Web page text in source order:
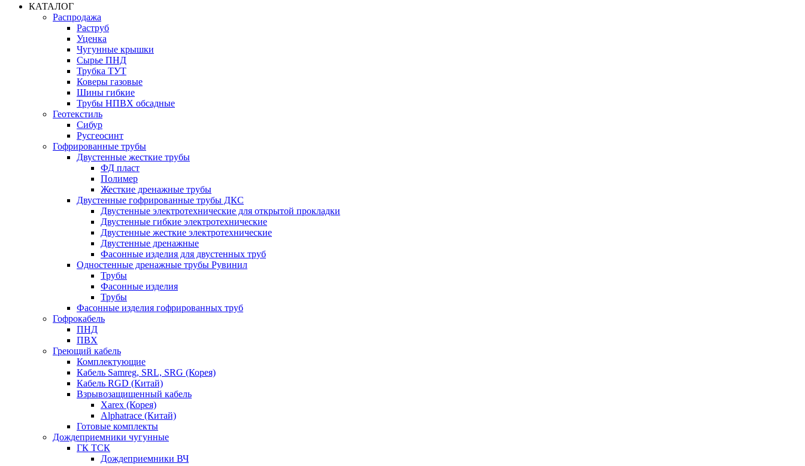
КАТАЛОГ
Распродажа
Раструб
Уценка
Чугунные крышки
Сырье ПНД
Трубка ТУТ
Коверы газовые
Шины гибкие
Трубы НПВХ обсадные
Геотекстиль
Сибур
Русгеосинт
Гофрированные трубы
Двустенные жесткие трубы
ФД пласт
Полимер
Жесткие дренажные трубы
Двустенные гофрированные трубы ДКС
Двустенные электротехнические для открытой прокладки
Двустенные гибкие электротехнические
Двустенные жесткие электротехнические
Двустенные дренажные
Фасонные изделия для двустенных труб
Одностенные дренажные трубы Рувинил
Трубы
Фасонные изделия
Трубы
Фасонные изделия гофрированных труб
Гофрокабель
ПНД
ПВХ
Греющий кабель
Комплектующие
Кабель Samreg, SRL, SRG (Корея)
Кабель RGD (Китай)
Взрывозащищенный кабель
Xarex (Корея)
Alphatrace (Китай)
Готовые комплекты
Дождеприемники чугунные
ГК ТСК
Дождеприемники ВЧ